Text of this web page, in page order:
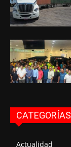
Actualidad